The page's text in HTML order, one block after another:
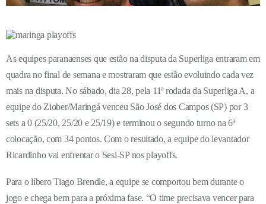
As equipes paranaenses que estão na disputa da Superliga entraram em
quadra no final de semana e mostraram que estão evoluindo cada vez
mais na disputa. No sábado, dia 28, pela 11ª rodada da Superliga A, a
equipe do Ziober/Maringá venceu São José dos Campos (SP) por 3
sets a 0 (25/20, 25/20 e 25/19) e terminou o segundo turno na 6ª
colocação, com 34 pontos. Com o resultado, a equipe do levantador
Ricardinho vai enfrentar o Sesi-SP nos playoffs.
Para o líbero Tiago Brendle, a equipe se comportou bem durante o
jogo e chega bem para a próxima fase. “O time precisava vencer para